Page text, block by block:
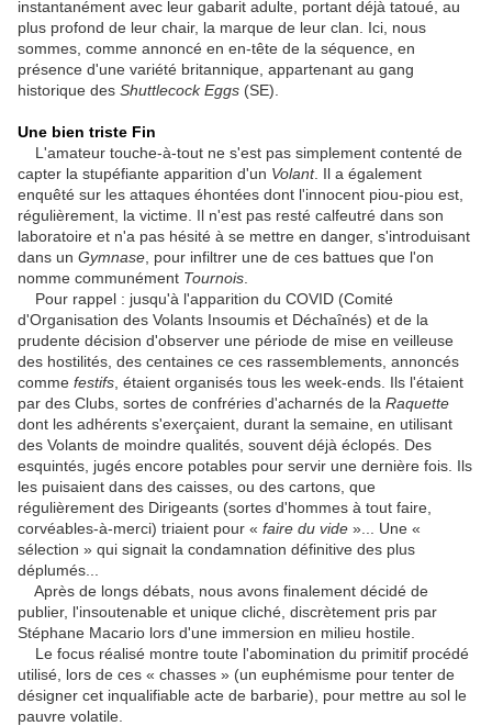
instantanément avec leur gabarit adulte, portant déjà tatoué, au
plus profond de leur chair, la marque de leur clan. Ici, nous
sommes, comme annoncé en en-tête de la séquence, en
présence d'une variété britannique, appartenant au gang
historique des Shuttlecock Eggs (SE).
Une bien triste Fin
L'amateur touche-à-tout ne s'est pas simplement contenté de
capter la stupéfiante apparition d'un Volant. Il a également
enquêté sur les attaques éhontées dont l'innocent piou-piou est,
régulièrement, la victime. Il n'est pas resté calfeutré dans son
laboratoire et n'a pas hésité à se mettre en danger, s'introduisant
dans un Gymnase , pour infiltrer une de ces battues que l'on
nomme communément Tournois
Pour rappel : jusqu'à l'apparition du COVID (Comité
d'Organisation des Volants Insoumis et Déchaînés) et de la
prudente décision d'observer une période de mise en veilleuse
des hostilités, des centaines ce ces rassemblements, annoncés
comme festifs , étaient organisés tous les week-ends. Ils l'étaient
par des Clubs, sortes de confréries d'acharnés de la Raquette
dont les adhérents s'exerçaient, durant la semaine, en utilisant
des Volants de moindre qualités, souvent déjà éclopés. Des
esquintés, jugés encore potables pour servir une dernière fois. Ils
les puisaient dans des caisses, ou des cartons, que
régulièrement des Dirigeants (sortes d'hommes à tout faire,
corvéables-à-merci) triaient pour « faire du vide »... Une «
sélection » qui signait la condamnation définitive des plus
déplumés...
Après de longs débats, nous avons finalement décidé de
publier, l'insoutenable et unique cliché, discrètement pris par
Stéphane Macario lors d'une immersion en milieu hostile.
Le focus réalisé montre toute l'abomination du primitif procédé
utilisé, lors de ces « chasses » (un euphémisme pour tenter de
désigner cet inqualifiable acte de barbarie), pour mettre au sol le
pauvre volatile.